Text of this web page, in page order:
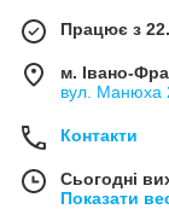
Працює з
м. Івано-
вул. Манюха
Контакти
Сьогодні
Показати